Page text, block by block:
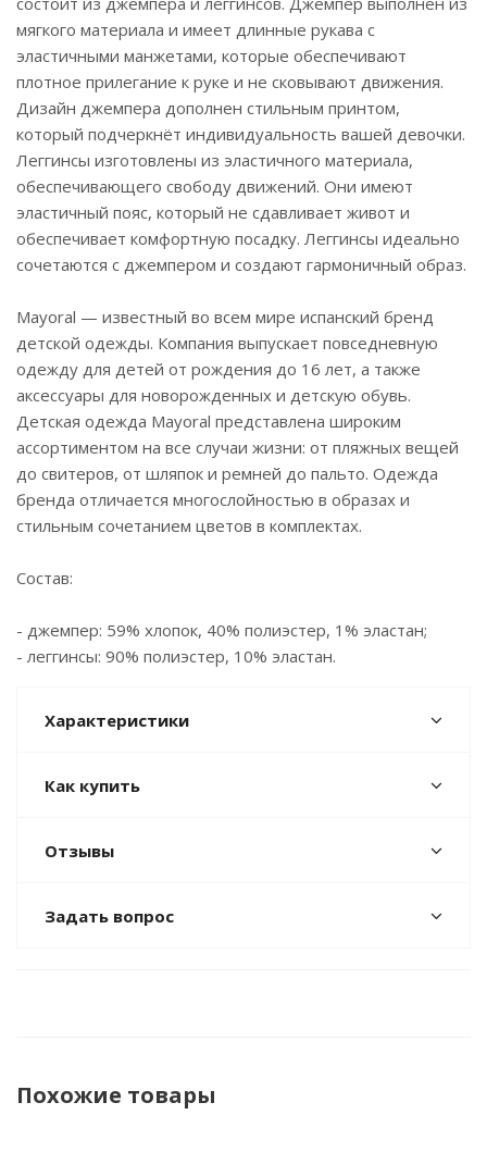
мягкого материала и имеет длинные рукава с
эластичными манжетами, которые обеспечивают
плотное прилегание к руке и не сковывают движения.
Дизайн джемпера дополнен стильным принтом,
который подчеркнёт индивидуальность вашей девочки.
Леггинсы изготовлены из эластичного материала,
обеспечивающего свободу движений. Они имеют
эластичный пояс, который не сдавливает живот и
обеспечивает комфортную посадку. Леггинсы идеально
сочетаются с джемпером и создают гармоничный образ.
Mayoral — известный во всем мире испанский бренд
детской одежды. Компания выпускает повседневную
одежду для детей от рождения до 16 лет, а также
аксессуары для новорожденных и детскую обувь.
Детская одежда Mayoral представлена широким
ассортиментом на все случаи жизни: от пляжных вещей
до свитеров, от шляпок и ремней до пальто. Одежда
бренда отличается многослойностью в образах и
стильным сочетанием цветов в комплектах.
Состав:
- джемпер: 59% хлопок, 40% полиэстер, 1% эластан;
- леггинсы: 90% полиэстер, 10% эластан.
Характеристики
Как купить
Отзывы
Задать вопрос
Похожие товары